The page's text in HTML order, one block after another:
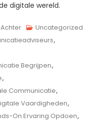
digitale wereld.
Op
De
Van
Digitale
Communicatie
Opleiding
Uncategorized
,
Begrijpen,
,
Communicatie,
Vaardigheden,
On Ervaring Opdoen,